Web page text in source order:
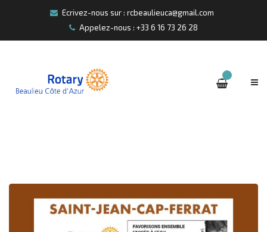
Ecrivez-nous sur : rcbeaulieuca@gmail.com
Appelez-nous : +33 6 16 73 26 28